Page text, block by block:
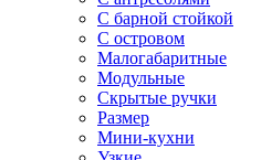
С барной стойкой
С островом
Малогабаритные
Модульные
Скрытые ручки
Размер
Мини-кухни